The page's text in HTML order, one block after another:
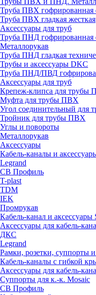
Труба ПВХ гофрированная
Труба ПВХ гладкая жесткая
Аксессуары для труб
Труба ПНД гофрированная
Металлорукав
Труба ПНД гладкая
Трубы и аксессуары DKC
Труба ПНД/ПВД
Аксессуары для труб
Крепеж-клипса для трубы
Муфта для трубы ПВХ
Угол соединительный для
Тройник для трубы ПВХ
Углы и повороты
Металлорукав
Аксессуары
Кабель-каналы и
Legrand
СВ Профиль
T-plast
TDM
IEK
Промрукав
Кабель-канал и аксессуары
Аксессуары для кабель-
ДКС
Legrand
Рамки, розетки, суппорты
Кабель-каналы с гибкой
Аксессуары для кабель-
Суппорты для к.-к. Mosaic
СВ Профиль